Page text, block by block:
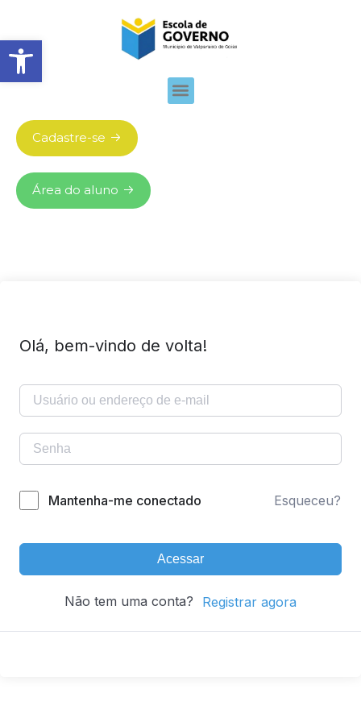
Abrir barra de ferramentas
Cadastre-se
Área do aluno
Olá, bem-vindo de volta!
Mantenha-me conectado Esqueceu?
Acessar
Não tem uma conta? Registrar agora